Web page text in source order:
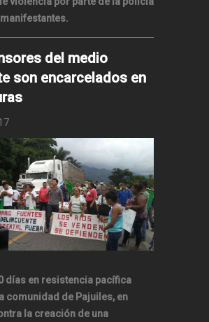
del medio
son encarcelados en
días en resistencia pacífica
comunidad de Pajuiles, en
la creación de una